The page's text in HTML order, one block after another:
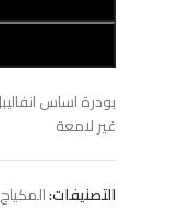
غير لامعة
التصنيفات:المكياج